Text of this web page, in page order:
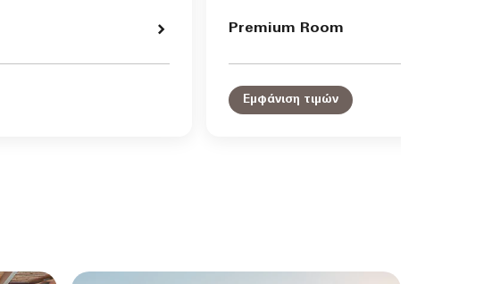
Premium Room
Εμφάνιση τιμών